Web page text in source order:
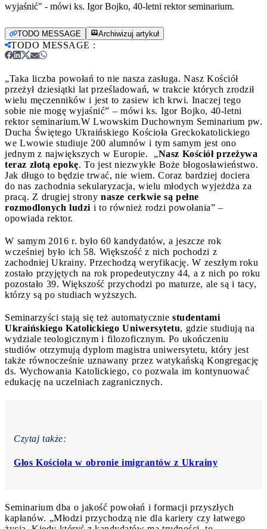
wyjaśnić" - mówi ks. Igor Bojko, 40-letni rektor seminarium.
TODO MESSAGE Archiwizuj artykuł
TODO MESSAGE :
„Taka liczba powołań to nie nasza zasługa. Nasz Kościół
przeżył dziesiątki lat prześladowań, w trakcie których zrodził
wielu męczenników i jest to zasiew ich krwi. Inaczej tego
sobie nie mogę wyjaśnić” – mówi ks. Igor Bojko, 40-letni
rektor seminarium.W Lwowskim Duchownym Seminarium pw.
Ducha Świętego Ukraińskiego Kościoła Greckokatolickiego
we Lwowie studiuje 200 alumnów i tym samym jest ono
jednym z największych w Europie. „Nasz Kościół przeżywa
teraz złotą epokę. To jest niezwykłe Boże błogosławieństwo.
Jak długo to będzie trwać, nie wiem. Coraz bardziej dociera
do nas zachodnia sekularyzacja, wielu młodych wyjeżdża za
pracą. Z drugiej strony nasze cerkwie są pełne
rozmodlonych ludzi i to również rodzi powołania” –
opowiada rektor.
W samym 2016 r. było 60 kandydatów, a jeszcze rok
wcześniej było ich 58. Większość z nich pochodzi z
zachodniej Ukrainy. Przechodzą weryfikację. W zeszłym roku
zostało przyjętych na rok propedeutyczny 44, a z nich po roku
pozostało 39. Większość przychodzi po maturze, ale są i tacy,
którzy są po studiach wyższych.
Seminarzyści stają się też automatycznie studentami
Ukraińskiego Katolickiego Uniwersytetu, gdzie studiują na
wydziale teologicznym i filozoficznym. Po ukończeniu
studiów otrzymują dyplom magistra uniwersytetu, który jest
także równocześnie uznawany przez watykańską Kongregację
ds. Wychowania Katolickiego, co pozwala im kontynuować
edukację na uczelniach zagranicznych.
Czytaj także:
Głos Kościoła w obronie imigrantów z Ukrainy
Seminarium dba o jakość powołań i formacji przyszłych
kapłanów. „Młodzi przychodzą nie dla kariery czy łatwego